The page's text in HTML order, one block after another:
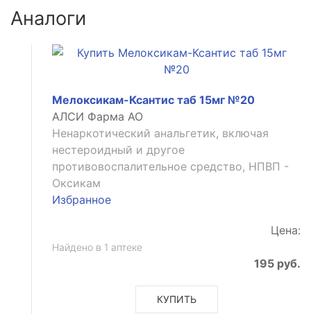
Аналоги
Мелоксикам-Ксантис таб 15мг №20
АЛСИ Фарма АО
Ненаркотический анальгетик, включая
нестероидный и другое
противовоспалительное средство, НПВП -
Оксикам
Избранное
Цена:
Найдено в 1 аптеке
195 руб.
КУПИТЬ